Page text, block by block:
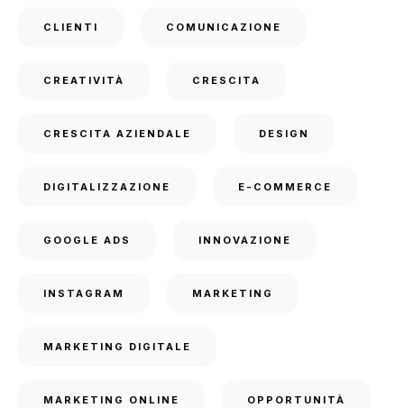
CLIENTI COMUNICAZIONE
CREATIVITÀ CRESCITA
CRESCITA AZIENDALE DESIGN
DIGITALIZZAZIONE E-COMMERCE
GOOGLE ADS INNOVAZIONE
INSTAGRAM MARKETING
MARKETING DIGITALE
MARKETING ONLINE OPPORTUNITÀ